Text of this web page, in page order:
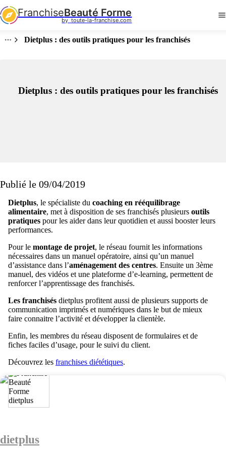
FranchiseBeauté Forme
by  toute-la-franchise.com
Dietplus : des outils pratiques pour les franchisés
Dietplus : des outils pratiques pour les franchisés
Publié le 09/04/2019
Dietplus, le spécialiste du coaching en rééquilibrage
alimentaire, met à disposition de ses franchisés plusieurs outils
pratiques pour les aider dans leur quotidien et aussi booster leurs
performances.
Pour le montage de projet, le réseau fournit les informations
nécessaires dans un manuel opératoire, ainsi qu’un manuel
d’assistance dans l’aménagement des centres. Ensuite un 3ème
manuel, des vidéos et une plateforme d’e-learning, permettent de
renforcer l’apprentissage des franchisés.
Les franchisés dietplus profitent aussi de plusieurs supports de
communication imprimés et numériques dans le but de mieux
faire connaitre l’activité et développer la clientèle.
Enfin, les membres du réseau disposent de formulaires et de
fiches faciles d’usage, pour le suivi du client.
Découvrez les franchises diététiques.
dietplus